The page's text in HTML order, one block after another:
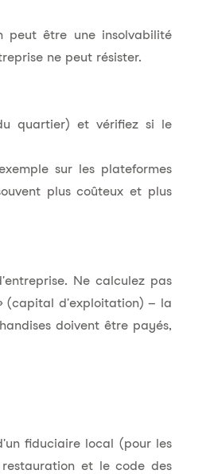
peut être une insolvabilité
ne peut résister.
quartier) et vérifiez si le
sur les plateformes
plus coûteux et plus
Ne calculez pas
(capital d'exploitation) – la
doivent être payés,
fiduciaire local (pour les
et le code des